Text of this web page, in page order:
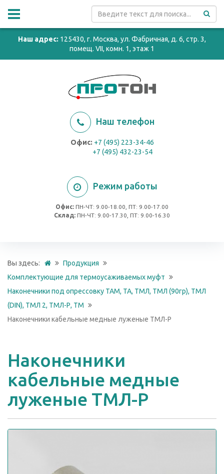
Наш адрес: 125430, г. Москва, ул. Фабричная, д. 6, стр. 3,
помещ. VII, комн. 1, этаж 1
Наш телефон
Офис: +7 (495) 223-34-46
+7 (495) 432-23-54
Режим работы
Офис: ПН-ЧТ: 9.00-18.00, ПТ: 9.00-17.00
Cклад: ПН-ЧТ: 9.00-17.30, ПТ: 9.00-16.30
Вы здесь:
Продукция
Комплектующие для термоусаживаемых муфт
Наконечники под опрессовку ТАМ, ТА, ТМЛ, ТМЛ (90гр), ТМЛ
(DIN), ТМЛ 2, ТМЛ-Р, ТМ
Наконечники кабельные медные луженые ТМЛ-Р
Наконечники
кабельные медные
луженые ТМЛ-Р